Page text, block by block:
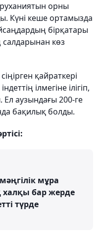
орны
Күні кеше ортамызда
бірқатары
салдарынан көз
қайраткері
ілмегіне ілігіп,
аузындағы 200-ге
бақилық болды.
мұра
бар жерде
түрде